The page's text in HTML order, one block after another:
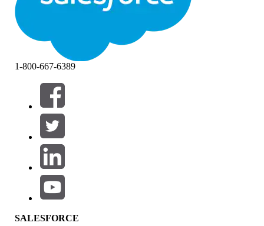
필터 (0)
필터 선택
제품 영역
기능 영향
1-800-667-6389
SALESFORCE